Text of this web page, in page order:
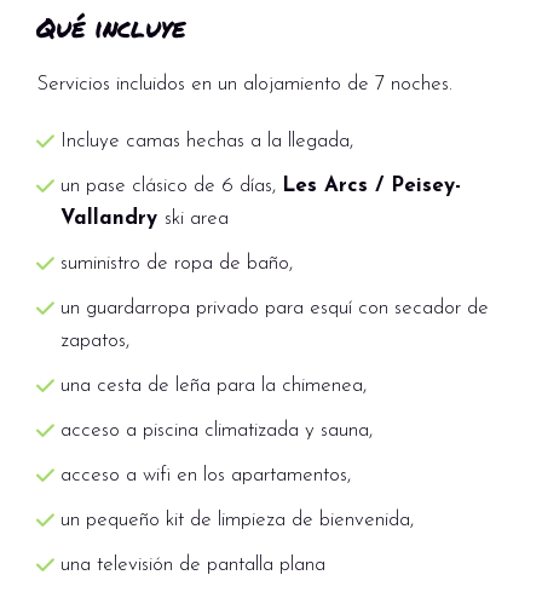
Qué incluye
Servicios incluidos en un alojamiento de 7 noches.
Incluye camas hechas a la llegada,
un pase clásico de 6 días, Les Arcs / Peisey-
Vallandry ski area
suministro de ropa de baño,
un guardarropa privado para esquí con secador de
zapatos,
una cesta de leña para la chimenea,
acceso a piscina climatizada y sauna,
acceso a wifi en los apartamentos,
un pequeño kit de limpieza de bienvenida,
una televisión de pantalla plana